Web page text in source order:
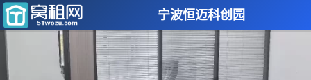
宁波恒迈科创园